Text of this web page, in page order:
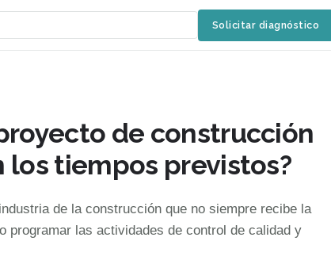
Solicitar diagnóstico
de construcción
tiempos previstos?
de la construcción que no siempre recibe la
programar las actividades de control de calidad y